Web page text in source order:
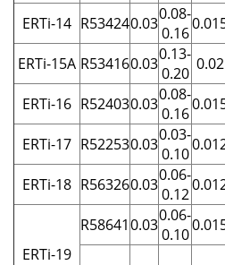
ERTi-14 R534240.030.08-
0.16
ERTi-15A R534160.030.13-
0.20 0.02
ERTi-16 R524030.030.08-
0.16
ERTi-17 R522530.030.03-
0.10
ERTi-18 R563260.030.06-
0.12
ERTi-19
R586410.030.06-
0.10